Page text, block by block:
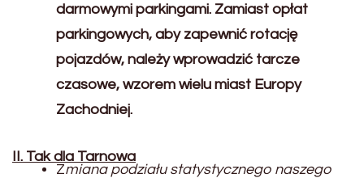
darmowymi parkingami. Zamiast opłat
parkingowych, aby zapewnić rotację
pojazdów, należy wprowadzić tarcze
czasowe, wzorem wielu miast Europy
Zachodniej.
II. Tak dla Tarnowa
Zmiana podziału statystycznego naszego